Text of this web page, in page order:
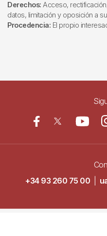
Derechos: Acceso,
datos, limitación y oposición a
Procedencia: El propio
+34 93 260 75 00